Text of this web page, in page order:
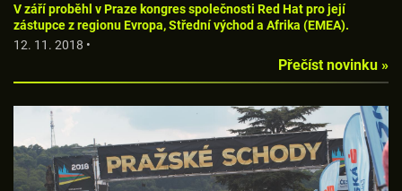
V září proběhl v Praze kongres společnosti Red Hat pro její
zástupce z regionu Evropa, Střední východ a Afrika (EMEA).
12. 11. 2018 •
Přečíst novinku »